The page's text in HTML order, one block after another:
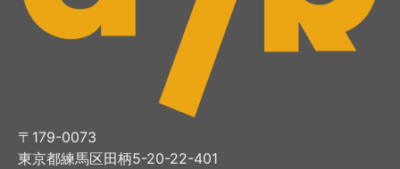
〒179-0073
東京都練馬区田柄5-20-22-401